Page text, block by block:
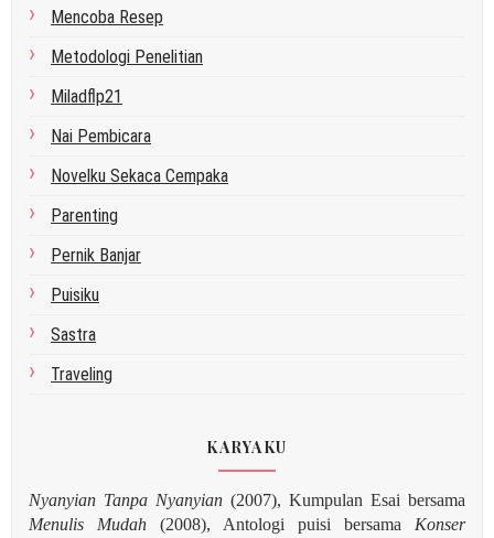
Mencoba Resep
Metodologi Penelitian
Miladflp21
Nai Pembicara
Novelku Sekaca Cempaka
Parenting
Pernik Banjar
Puisiku
Sastra
Traveling
KARYAKU
Nyanyian Tanpa Nyanyian (2007), Kumpulan Esai bersama
Menulis Mudah (2008), Antologi puisi bersama Konser